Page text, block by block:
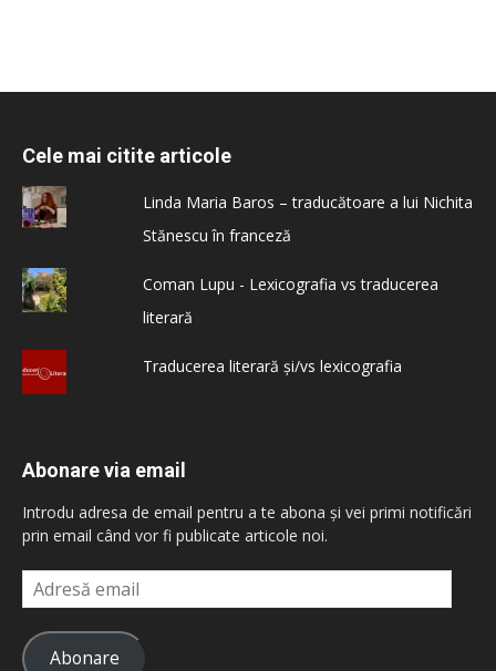
Cele mai citite articole
Linda Maria Baros – traducătoare a lui Nichita
Stănescu în franceză
Coman Lupu - Lexicografia vs traducerea
literară
Traducerea literară și/vs lexicografia
Abonare via email
Introdu adresa de email pentru a te abona și vei primi notificări
prin email când vor fi publicate articole noi.
Adresă
email
Abonare